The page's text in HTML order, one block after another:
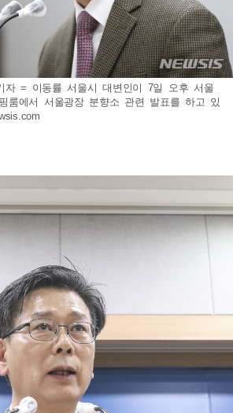
자 = 이동률 서울시 대변인이 7일 오후 서울
룸에서 서울광장 분향소 관련 발표를 하고 있